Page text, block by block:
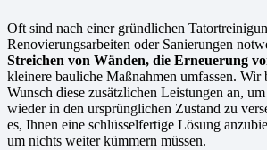
Oft sind nach einer gründlichen
Renovierungsarbeiten oder Sanierungen
Streichen von Wänden, die Erneuerung
kleinere bauliche Maßnahmen umfassen. Wir
Wunsch diese zusätzlichen Leistungen an,
wieder in den ursprünglichen Zustand zu
es, Ihnen eine schlüsselfertige Lösung
um nichts weiter kümmern müssen.